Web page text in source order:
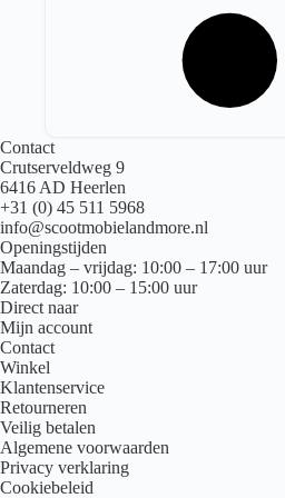
Contact
Crutserveldweg 9
6416 AD Heerlen
+31 (0) 45 511 5968
info@scootmobielandmore.nl
Openingstijden
Maandag – vrijdag: 10:00 – 17:00 uur
Zaterdag: 10:00 – 15:00 uur
Direct naar
Mijn account
Contact
Winkel
Klantenservice
Retourneren
Veilig betalen
Algemene voorwaarden
Privacy verklaring
Cookiebeleid